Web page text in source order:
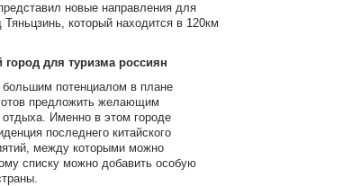
новые направления для
который находится в 120км
для туризма россиян
потенциалом в плане
предложить желающим
Именно в этом городе
последнего китайского
между которыми можно
списку можно добавить особую